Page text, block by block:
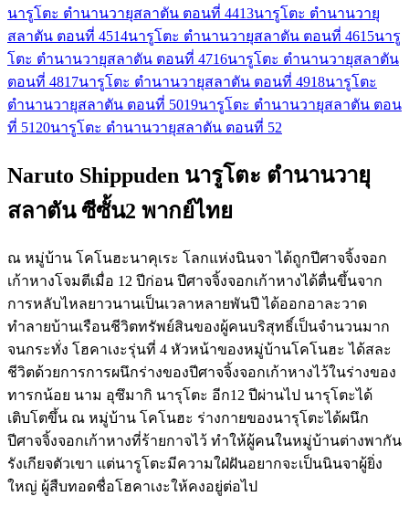
นารูโตะ ตำนานวายุสลาตัน ตอนที่ 4413นารูโตะ ตำนานวายุ
สลาตัน ตอนที่ 4514นารูโตะ ตำนานวายุสลาตัน ตอนที่ 4615นารู
โตะ ตำนานวายุสลาตัน ตอนที่ 4716นารูโตะ ตำนานวายุสลาตัน
ตอนที่ 4817นารูโตะ ตำนานวายุสลาตัน ตอนที่ 4918นารูโตะ
ตำนานวายุสลาตัน ตอนที่ 5019นารูโตะ ตำนานวายุสลาตัน ตอน
ที่ 51 20นารูโตะ ตำนานวายุสลาตัน ตอนที่ 52
Naruto Shippuden นารูโตะ ตำนานวายุ
สลาตัน ซีซั้น2 พากย์ไทย
ณ หมู่บ้าน โคโนฮะนาคุเระ โลกแห่งนินจา ได้ถูกปีศาจจิ้งจอก
เก้าหางโจมตีเมื่อ 12 ปีก่อน ปีศาจจิ้งจอกเก้าหางได้ตื่นขึ้นจาก
การหลับไหลยาวนานเป็นเวลาหลายพันปี ได้ออกอาละวาด
ทำลายบ้านเรือนชีวิตทรัพย์สินของผู้คนบริสุทธิ์เป็นจำนวนมาก
จนกระทั่ง โฮคาเงะรุ่นที่ 4 หัวหน้าของหมู่บ้านโคโนฮะ ได้สละ
ชีวิตด้วยการการผนึกร่างของปีศาจจิ้งจอกเก้าหางไว้ในร่างของ
ทารกน้อย นาม อุซึมากิ นารุโตะ อีก12 ปีผ่านไป นารุโตะได้
เติบโตขึ้น ณ หมู่บ้าน โคโนฮะ ร่างกายของนารุโตะได้ผนึก
ปีศาจจิ้งจอกเก้าหางที่ร้ายกาจไว้ ทำให้ผู้คนในหมู่บ้านต่างพากัน
รังเกียจตัวเขา แต่นารูโตะมีความใฝ่ฝันอยากจะเป็นนินจาผู้ยิ่ง
ใหญ่ ผู้สืบทอดชื่อโฮคาเงะให้คงอยู่ต่อไป